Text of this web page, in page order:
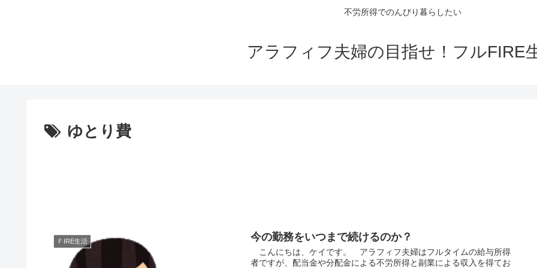
不労所得でのんびり暮らしたい
アラフィフ夫婦の目指せ！フルFIRE
ゆとり費
ＦIRE生活 今の勤務をいつまで続けるのか？
こんにちは、ケイです。 アラフィフ夫婦はフルタイムの給与所得
者ですが、配当金や分配金による不労所得と副業による収入を得てお